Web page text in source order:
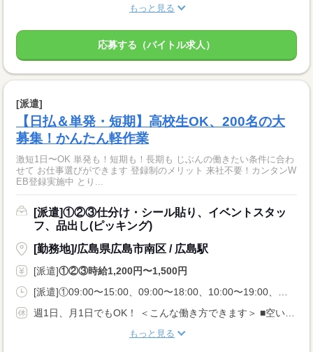
もっと見る
応募する（バイトル求人）
[派遣]
【日払＆単発・短期】高校生OK、200名の大
募集！かんたん軽作業
激短1日〜OK 単発も！短期も！長期も じぶんの働きたい条件に合わ
せて お仕事選びができます 登録制のメリット 来社不要！カンタンW
EB登録実施中 とり...
[派遣]①②③仕分け・シール貼り、イベントスタッ
フ、品出し(ピッキング)
[勤務地]/広島県広島市南区 / 広島駅
[派遣]①②③時給1,200円〜1,500円
もっと見る